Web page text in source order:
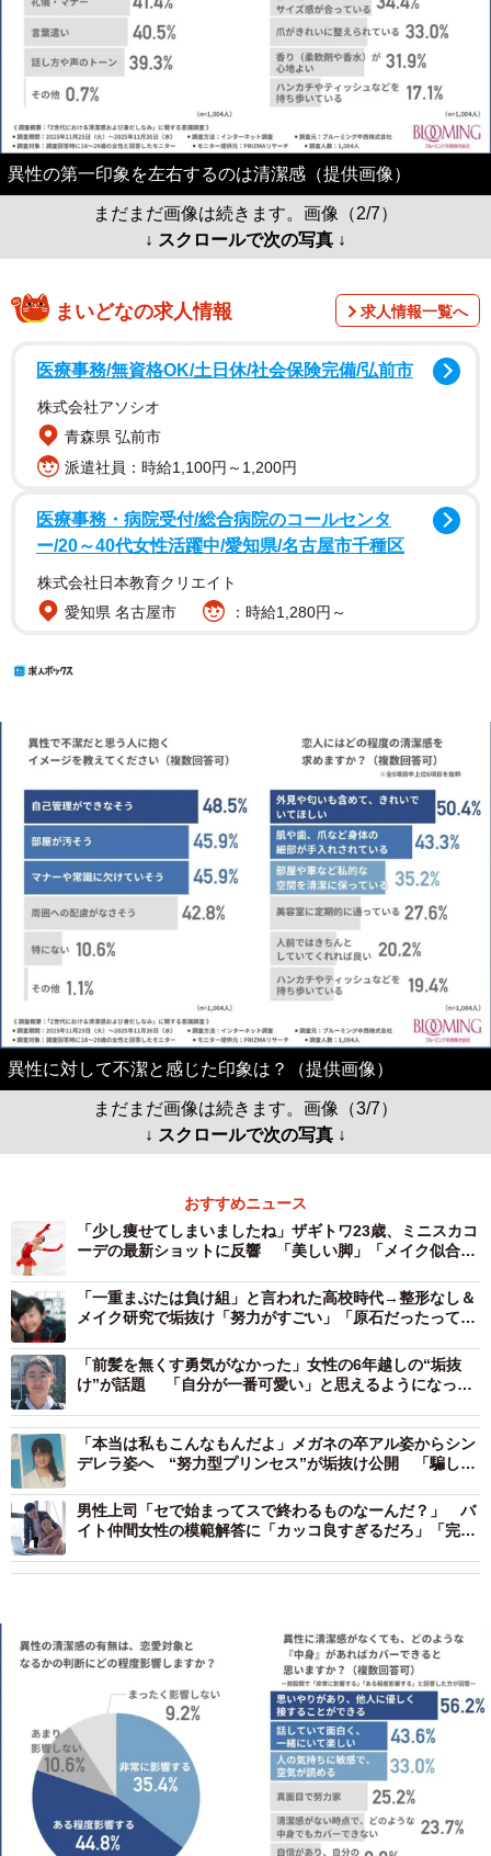
異性の第一印象を左右するのは清潔感（提供画像）
まだまだ画像は続きます。画像（2/7）
↓ スクロールで次の写真 ↓
まいどなの求人情報 求人情報一覧へ
医療事務/無資格OK/土日休/社会保険完備/弘前市
株式会社アソシオ
青森県 弘前市
派遣社員：時給1,100円～1,200円
医療事務・病院受付/総合病院のコールセンタ
ー/20～40代女性活躍中/愛知県/名古屋市千種区
株式会社日本教育クリエイト
愛知県 名古屋市
：時給1,280円～
異性に対して不潔と感じた印象は？（提供画像）
まだまだ画像は続きます。画像（3/7）
↓ スクロールで次の写真 ↓
おすすめニュース
「少し痩せてしまいましたね」ザギトワ23歳、ミニスカコ
ーデの最新ショットに反響 「美しい脚」「メイク似合っ
「一重まぶたは負け組」と言われた高校時代→整形なし＆
メイク研究で垢抜け「努力がすごい」「原石だったってこ
「前髪を無くす勇気がなかった」女性の6年越しの“垢抜
け”が話題 「自分が一番可愛い」と思えるようになっ
「本当は私もこんなもんだよ」メガネの卒アル姿からシン
デレラ姿へ “努力型プリンセス”が垢抜け公開 「騙して
男性上司「セで始まってスで終わるものなーんだ？」 バ
イト仲間女性の模範解答に「カッコ良すぎるだろ」「完璧